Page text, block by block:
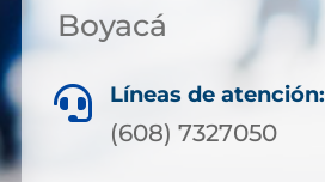
Boyacá
 Líneas de atención:
(608) 7327050